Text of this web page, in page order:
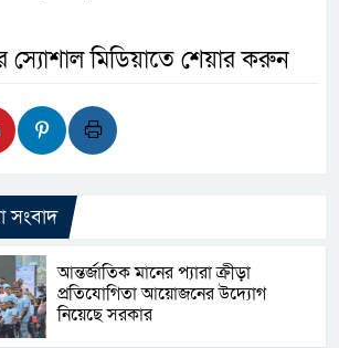
মিডিয়াতে শেয়ার করুন
সংবাদ
আন্তর্জাতিক মানের প্যারা ক্রীড়া
প্রতিযোগিতা আয়োজনের উদ্যোগ
নিয়েছে সরকার